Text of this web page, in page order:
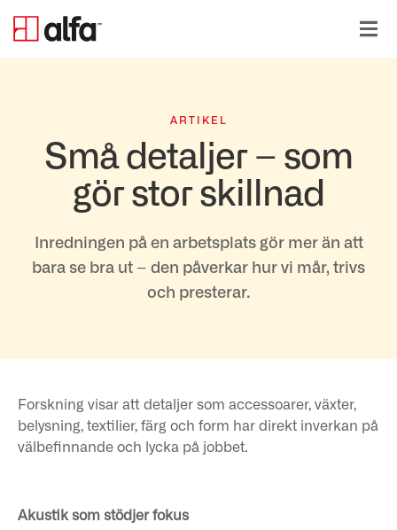
ARTIKEL
Små detaljer – som
gör stor skillnad
Inredningen på en arbetsplats gör mer än att
bara se bra ut – den påverkar hur vi mår, trivs
och presterar.
Forskning visar att detaljer som accessoarer, växter,
belysning, textilier, färg och form har direkt inverkan på
välbefinnande och lycka på jobbet.
Akustik som stödjer fokus